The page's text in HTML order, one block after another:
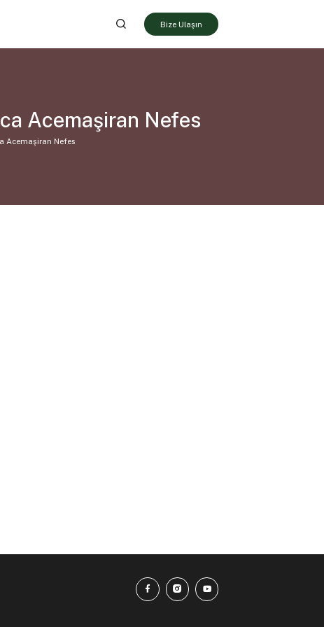
Bize Ulaşın
Acemaşiran Nefes
Acemaşiran Nefes